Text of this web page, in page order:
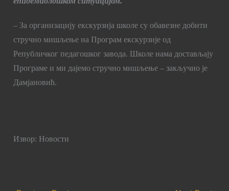
– За организацију екскурзија школе су обавезне добити
стручно мишљење на Програм екскурзије од
Републичког педагошког завода. Школе нама достављају
Програме и ми дајемо стручно мишљење – закључио је
Дамјановић.
Извор: Новости